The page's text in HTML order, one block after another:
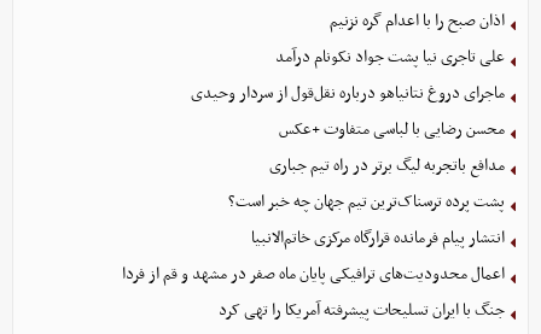
اذان صبح را با اعدام گره نزنیم
علی تاجری‌ نیا پشت جواد نکونام درآمد
ماجرای دروغ نتانیاهو درباره نقل‌قول از سردار وحیدی
محسن رضایی با لباسی متفاوت +عکس
مدافع باتجربه لیگ برتر در راه تیم جباری
پشت پرده ترسناک‌ترین تیم جهان چه خبر است؟
انتشار پیام فرمانده قرارگاه مرکزی خاتم‌الانبیا
اعمال محدودیت‌های ترافیکی پایان ماه صفر در مشهد و قم از فردا
جنگ با ایران تسلیحات پیشرفته آمریکا را تهی کرد